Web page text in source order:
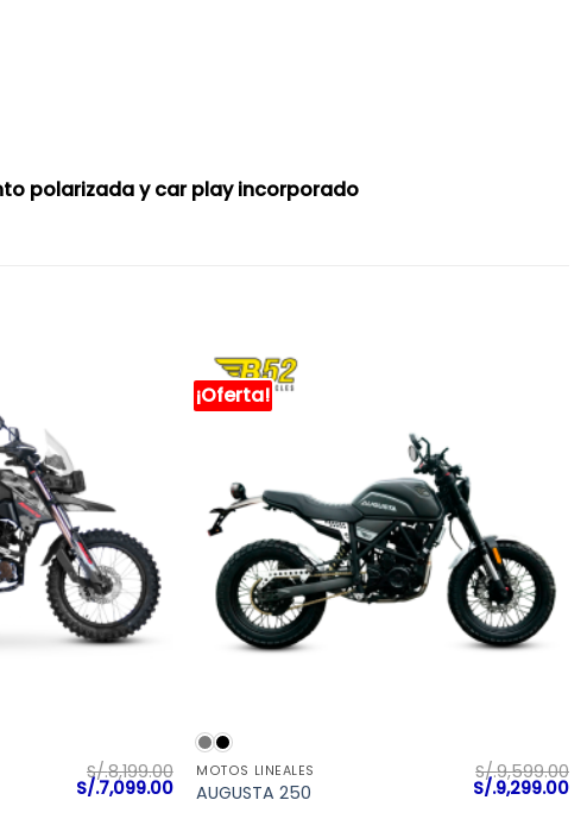
polarizada y car play incorporado
S/.8,199.00
El
precio
S/.7,099.00El
precio
¡Oferta!
MOTOS LINEALES
AUGUSTA 250
S/.9,599.00
El
precio
S/.9,299.00El